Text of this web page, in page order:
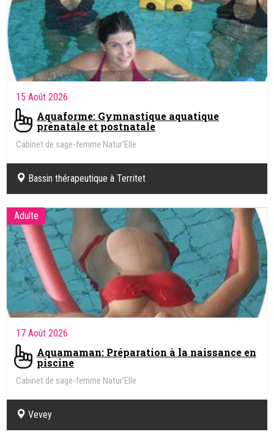
15 Août 2026
Aquaforme: Gymnastique aquatique
prénatale et postnatale
Cabinet de sage-femme Natur'Elle
Bassin thérapeutique à Territet
Adulte
17 Août 2026
Aquamaman: Préparation à la naissance en
piscine
Cabinet de sage-femme Natur'Elle
Vevey